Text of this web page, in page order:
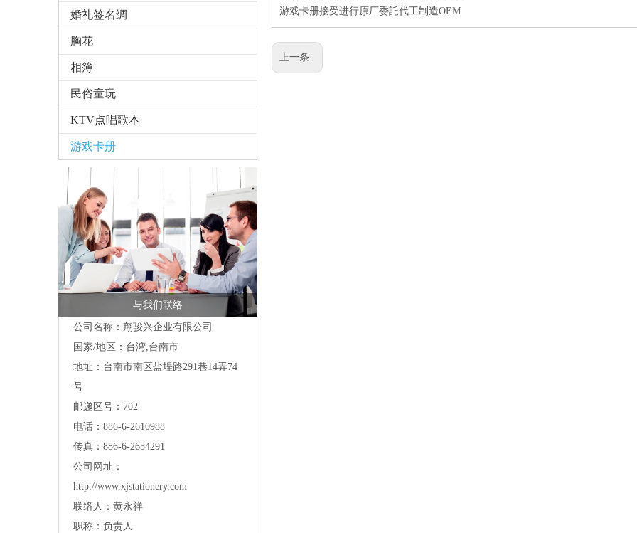
婚礼签名绸
胸花
相簿
民俗童玩
KTV点唱歌本
游戏卡册
与我们联络
公司名称：翔骏兴企业有限公司
国家/地区：台湾,台南市
地址： 台南市南区盐埕路291巷14弄74
号
邮递区号：702
电话：886-6-2610988
传真：886-6-2654291
公司网址：
http://www.xjstationery.com
联络人：黄永祥
职称：负责人
游戏卡册接受进行原厂委託代工制造OEM
上一条: